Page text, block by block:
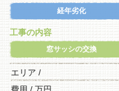
経年劣化
工事の内容
窓サッシの交換
エリア /